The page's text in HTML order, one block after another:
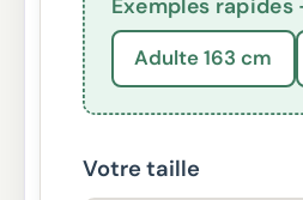
Exemples
Adulte 163 cm
Votre taille